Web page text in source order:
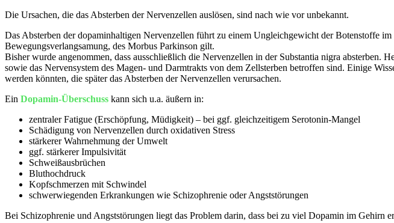
Die Ursachen, die das Absterben der Nervenzellen auslösen, sind nach wie vor unbekannt.
Das Absterben der dopaminhaltigen Nervenzellen führt zu einem Ungleichgewicht der Botenstoffe
Bewegungsverlangsamung, des Morbus Parkinson gilt.
Bisher wurde angenommen, dass ausschließlich die Nervenzellen in der Substantia nigra absterben.
sowie das Nervensystem des Magen- und Darmtrakts von dem Zellsterben betroffen sind. Einige
werden könnten, die später das Absterben der Nervenzellen verursachen.
Ein Dopamin-Überschuss kann sich u.a. äußern in:
zentraler Fatigue (Erschöpfung, Müdigkeit) – bei ggf. gleichzeitigem Serotonin-Mangel
Schädigung von Nervenzellen durch oxidativen Stress
stärkerer Wahrnehmung der Umwelt
ggf. stärkerer Impulsivität
Schweißausbrüchen
Bluthochdruck
Kopfschmerzen mit Schwindel
schwerwiegenden Erkrankungen wie Schizophrenie oder Angststörungen
Bei Schizophrenie und Angststörungen liegt das Problem darin, dass bei zu viel Dopamin im Gehirn